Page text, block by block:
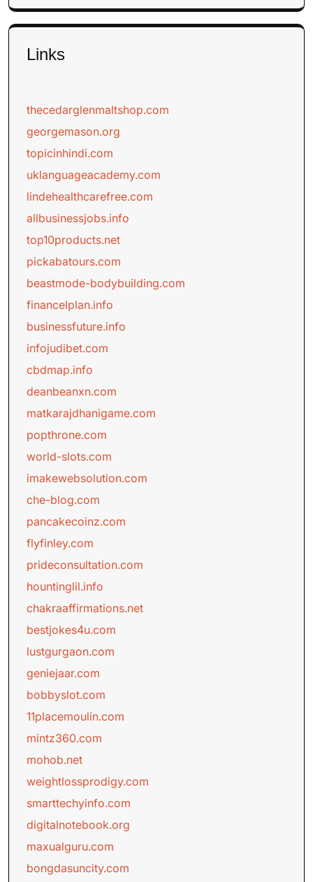
Links
thecedarglenmaltshop.com
georgemason.org
topicinhindi.com
uklanguageacademy.com
lindehealthcarefree.com
allbusinessjobs.info
top10products.net
pickabatours.com
beastmode-bodybuilding.com
financelplan.info
businessfuture.info
infojudibet.com
cbdmap.info
deanbeanxn.com
matkarajdhanigame.com
popthrone.com
world-slots.com
imakewebsolution.com
che-blog.com
pancakecoinz.com
flyfinley.com
prideconsultation.com
hountinglil.info
chakraaffirmations.net
bestjokes4u.com
lustgurgaon.com
geniejaar.com
bobbyslot.com
11placemoulin.com
mintz360.com
mohob.net
weightlossprodigy.com
smarttechyinfo.com
digitalnotebook.org
maxualguru.com
bongdasuncity.com